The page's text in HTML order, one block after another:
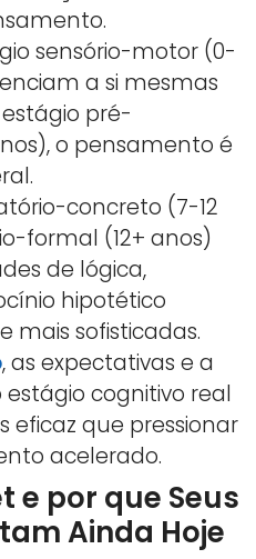
sensório-motor (0-
a si mesmas
pré-
o pensamento é
concreto (7-12
formal (12+ anos)
de lógica,
hipotético
mais sofisticadas.
, as expectativas e a
estágio cognitivo real
eficaz que pressionar
acelerado.
e por que Seus
Ainda Hoje